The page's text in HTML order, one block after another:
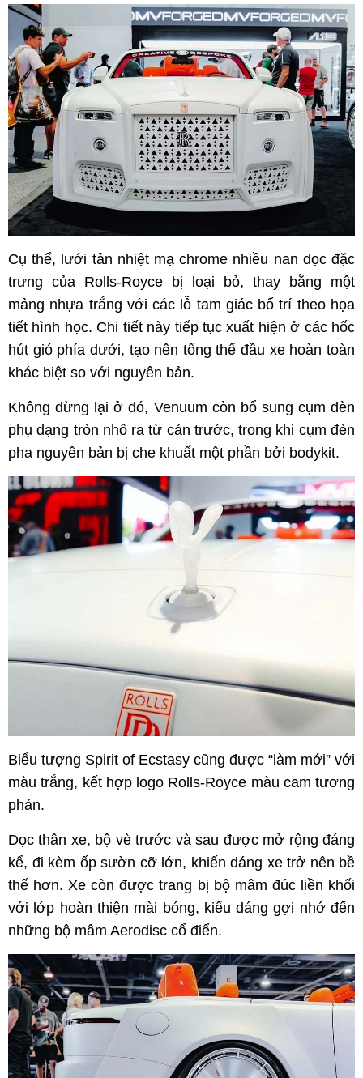
Cụ thể, lưới tản nhiệt mạ chrome nhiều nan dọc đặc
trưng của Rolls-Royce bị loại bỏ, thay bằng một
mảng nhựa trắng với các lỗ tam giác bố trí theo họa
tiết hình học. Chi tiết này tiếp tục xuất hiện ở các hốc
hút gió phía dưới, tạo nên tổng thể đầu xe hoàn toàn
khác biệt so với nguyên bản.
Không dừng lại ở đó, Venuum còn bổ sung cụm đèn
phụ dạng tròn nhô ra từ cản trước, trong khi cụm đèn
pha nguyên bản bị che khuất một phần bởi bodykit.
Biểu tượng Spirit of Ecstasy cũng được “làm mới” với
màu trắng, kết hợp logo Rolls-Royce màu cam tương
phản.
Dọc thân xe, bộ vè trước và sau được mở rộng đáng
kể, đi kèm ốp sườn cỡ lớn, khiến dáng xe trở nên bề
thế hơn. Xe còn được trang bị bộ mâm đúc liền khối
với lớp hoàn thiện mài bóng, kiểu dáng gợi nhớ đến
những bộ mâm Aerodisc cổ điển.